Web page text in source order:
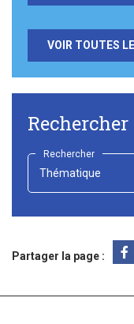
VOIR TOUTES
Rechercher
Rechercher
Choisir
Partager la page :